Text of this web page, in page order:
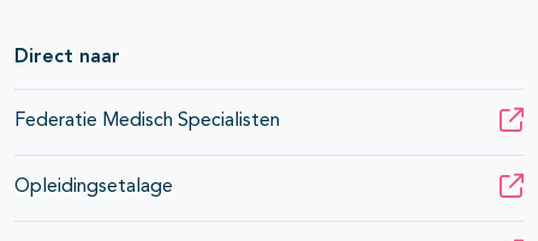
Direct naar
Federatie Medisch Specialisten
Opleidingsetalage